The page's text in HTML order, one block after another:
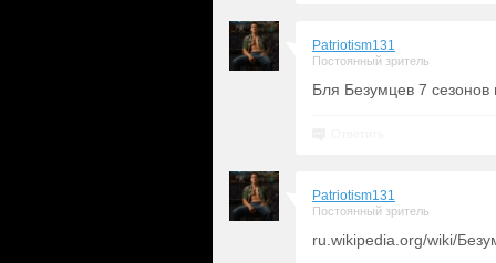
Patriotism131
Постоянный зритель
Бля Безумцев 7 сезонов
Patriotism131
Постоянный зритель
ru.wikipedia.org/wiki/